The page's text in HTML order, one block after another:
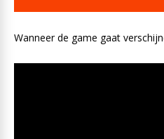
Wanneer de game gaat